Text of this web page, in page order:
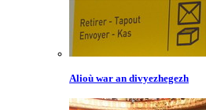
Alioù war an divyezhegezh